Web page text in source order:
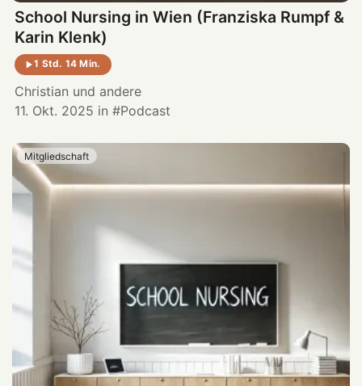
School Nursing in Wien (Franziska Rumpf &
Karin Klenk)
1 Std. 14 Min.
Christian und andere
11. Okt. 2025 in Podcast
Mitgliedschaft